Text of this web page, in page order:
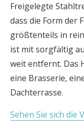
Freigelegte
dass die Form der
größtenteils in
ist mit sorgfältig
weit entfernt. Das
eine Brasserie,
Dachterrasse.
Sehen Sie sich die